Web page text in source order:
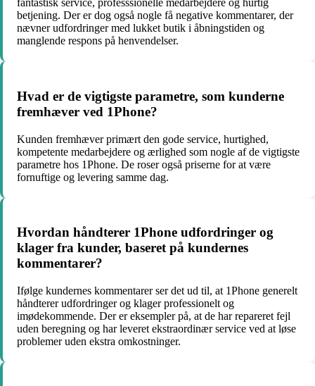
fantastisk service, professsionelle medarbejdere og hurtig
betjening. Der er dog også nogle få negative kommentarer, der
nævner udfordringer med lukket butik i åbningstiden og
manglende respons på henvendelser.
Hvad er de vigtigste parametre, som kunderne
fremhæver ved 1Phone?
Kunden fremhæver primært den gode service, hurtighed,
kompetente medarbejdere og ærlighed som nogle af de vigtigste
parametre hos 1Phone. De roser også priserne for at være
fornuftige og levering samme dag.
Hvordan håndterer 1Phone udfordringer og
klager fra kunder, baseret på kundernes
kommentarer?
Ifølge kundernes kommentarer ser det ud til, at 1Phone generelt
håndterer udfordringer og klager professionelt og
imødekommende. Der er eksempler på, at de har repareret fejl
uden beregning og har leveret ekstraordinær service ved at løse
problemer uden ekstra omkostninger.